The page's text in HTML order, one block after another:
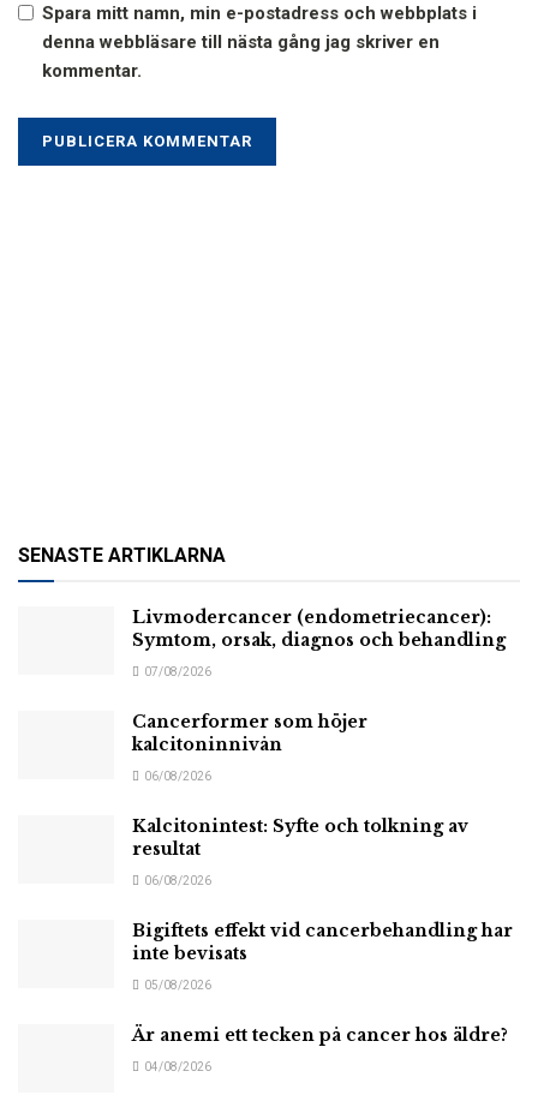
Spara mitt namn, min e-postadress och webbplats i
denna webbläsare till nästa gång jag skriver en
kommentar.
SENASTE ARTIKLARNA
Livmodercancer (endometriecancer):
Symtom, orsak, diagnos och behandling
07/08/2026
Cancerformer som höjer
kalcitoninnivån
06/08/2026
Kalcitonintest: Syfte och tolkning av
resultat
06/08/2026
Bigiftets effekt vid cancerbehandling har
inte bevisats
05/08/2026
Är anemi ett tecken på cancer hos äldre?
04/08/2026